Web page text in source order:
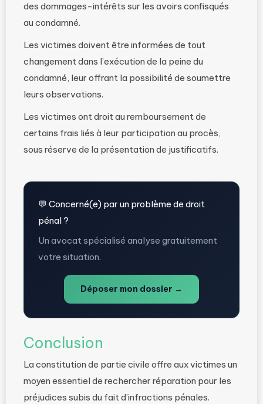
des dommages-intérêts sur les avoirs confisqués
au condamné.
Les victimes doivent être informées de tout
changement dans l’exécution de la peine du
condamné, leur offrant la possibilité de soumettre
leurs observations.
Les victimes ont droit au remboursement de
certains frais liés à leur participation au procès,
sous réserve de la présentation de justificatifs.
💬 Concerné(e) par un problème de droit
pénal ?
Un avocat spécialisé analyse gratuitement
votre situation.
Déposer mon dossier →
Conclusion
La constitution de partie civile offre aux victimes un
moyen essentiel de rechercher réparation pour les
préjudices subis du fait d’infractions pénales.